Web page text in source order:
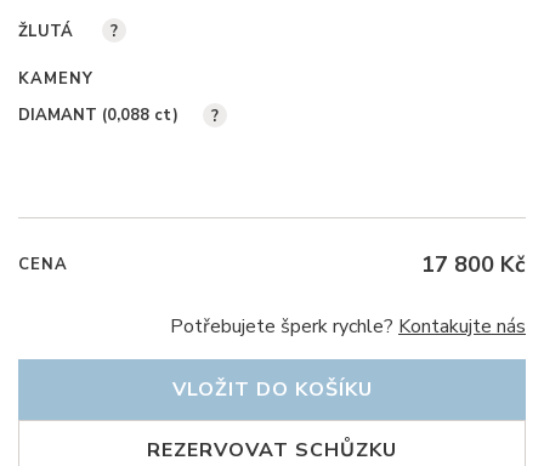
ŽLUTÁ
?
KAMENY
DIAMANT (0,088 ct) ?
CENA 17 800 Kč
Potřebujete šperk rychle? Kontakujte nás
REZERVOVAT SCHŮZKU
VLOŽIT DO KOŠÍKU